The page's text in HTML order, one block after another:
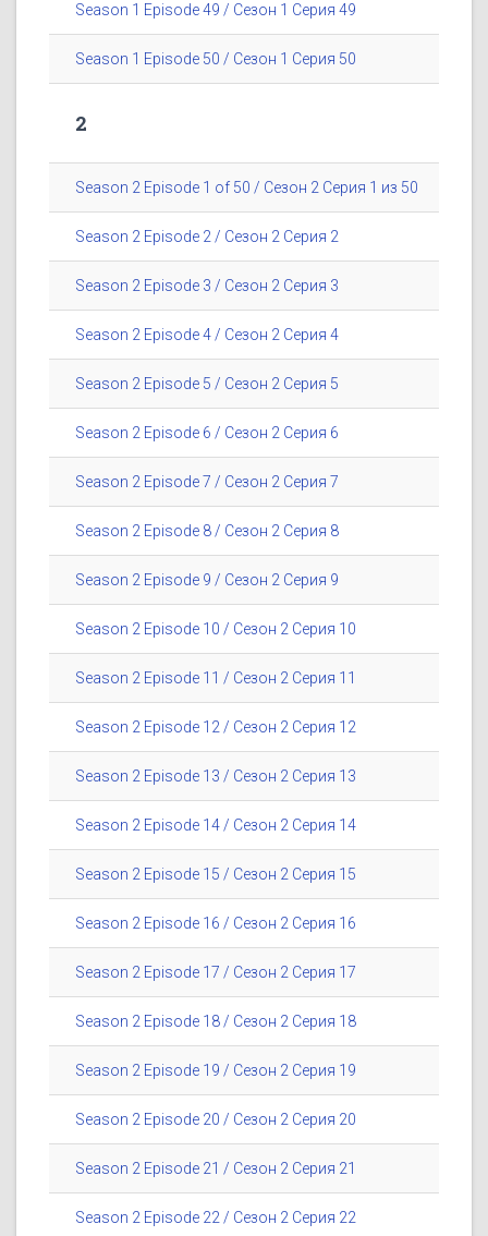
Season 1 Episode 49 / Сезон 1 Серия 49
Season 1 Episode 50 / Сезон 1 Серия 50
2
Season 2 Episode 1 of 50 / Сезон 2 Серия 1 из 50
Season 2 Episode 2 / Сезон 2 Серия 2
Season 2 Episode 3 / Сезон 2 Серия 3
Season 2 Episode 4 / Сезон 2 Серия 4
Season 2 Episode 5 / Сезон 2 Серия 5
Season 2 Episode 6 / Сезон 2 Серия 6
Season 2 Episode 7 / Сезон 2 Серия 7
Season 2 Episode 8 / Сезон 2 Серия 8
Season 2 Episode 9 / Сезон 2 Серия 9
Season 2 Episode 10 / Сезон 2 Серия 10
Season 2 Episode 11 / Сезон 2 Серия 11
Season 2 Episode 12 / Сезон 2 Серия 12
Season 2 Episode 13 / Сезон 2 Серия 13
Season 2 Episode 14 / Сезон 2 Серия 14
Season 2 Episode 15 / Сезон 2 Серия 15
Season 2 Episode 16 / Сезон 2 Серия 16
Season 2 Episode 17 / Сезон 2 Серия 17
Season 2 Episode 18 / Сезон 2 Серия 18
Season 2 Episode 19 / Сезон 2 Серия 19
Season 2 Episode 20 / Сезон 2 Серия 20
Season 2 Episode 21 / Сезон 2 Серия 21
Season 2 Episode 22 / Сезон 2 Серия 22